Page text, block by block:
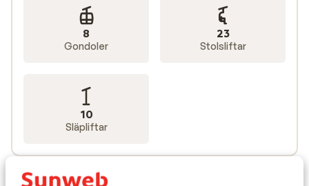
8
Gondoler
23
Stolsliftar
10
Släpliftar